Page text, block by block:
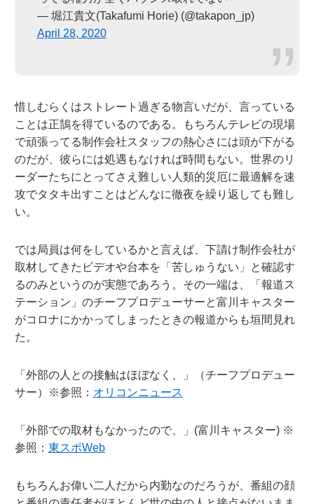
— 堀江貴文(Takafumi Horie) (@takapon_jp)
April 28, 2020
惜しむらくはストレート過ぎる物言いだが、言っている
ことは正鵠を得ているのである。もちろんテレビの現場
で頑張ってる制作会社スタッフの熱心さには頭が下がる
のだが、彼らには処遇もなければ時間もない。世界のリ
ーダーたちにとってさえ難しい人類的災厄に最適解を速
攻でタタキ出すことはどんなに徹夜を繰り返しても難し
い。
では局員は何をしているかと言えば、下請け制作会社が
取材してきたビデオや台本を「苦しゅうない」と確認す
るのみというのが実態であろう。その一端は、「報道ス
テーション」のチーフプロデューサーと富川キャスター
がコロナにかかってしまったときの報道からも垣間見れ
た。
「外部の人との接触はほぼなく、」（チーフプロデュー
サー）※参照： オリコンニュース
「外部での取材もなかったので、」(富川キャスター) ※
参照： 東スポWeb
もちろんお偉い二人だから内勤なのだろうが、番組の顔